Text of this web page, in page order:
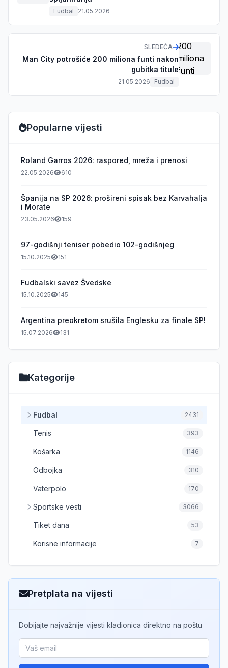
Fudbal 21.05.2026
SLEDEĆA
Man City potrošiće 200 miliona funti nakon
gubitka titule
21.05.2026 Fudbal
Popularne vijesti
Roland Garros 2026: raspored, mreža i prenosi
22.05.2026 610
Španija na SP 2026: prošireni spisak bez Karvahalja
i Morate
23.05.2026 159
97-godišnji teniser pobedio 102-godišnjeg
15.10.2025 151
Fudbalski savez Švedske
15.10.2025 145
Argentina preokretom srušila Englesku za finale SP!
15.07.2026 131
Kategorije
Fudbal 2431
Tenis 393
Košarka 1146
Odbojka 310
Vaterpolo 170
Sportske vesti 3066
Tiket dana 53
Korisne informacije 7
Pretplata na vijesti
Dobijajte najvažnije vijesti kladionica direktno na poštu